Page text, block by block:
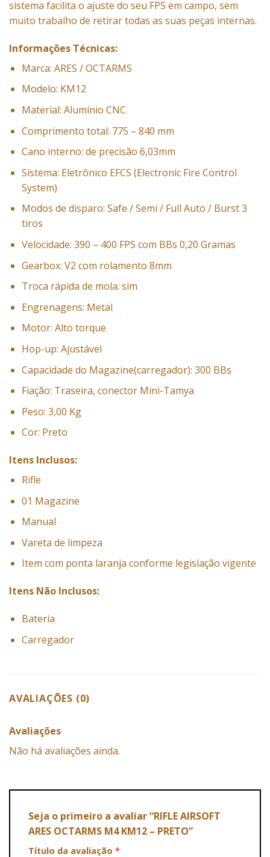
sistema facilita o ajuste do seu FPS em campo, sem
muito trabalho de retirar todas as suas peças internas.
Informações Técnicas:
Marca: ARES / OCTARMS
Modelo: KM12
Material: Alumínio CNC
Comprimento total: 775 – 840 mm
Cano interno: de precisão 6,03mm
Sistema: Eletrônico EFCS (Electronic Fire Control
System)
Modos de disparo: Safe / Semi / Full Auto / Burst 3
tiros
Velocidade: 390 – 400 FPS com BBs 0,20 Gramas
Gearbox: V2 com rolamento 8mm
Troca rápida de mola: sim
Engrenagens: Metal
Motor: Alto torque
Hop-up: Ajustável
Capacidade do Magazine(carregador): 300 BBs
Fiação: Traseira, conector Mini-Tamya
Peso: 3,00 Kg
Cor: Preto
Itens Inclusos:
Rifle
01 Magazine
Manual
Vareta de limpeza
Item com ponta laranja conforme legislação vigente
Itens Não Inclusos:
Bateria
Carregador
AVALIAÇÕES (0)
Avaliações
Não há avaliações ainda.
Seja o primeiro a avaliar “RIFLE AIRSOFT
ARES OCTARMS M4 KM12 – PRETO”
Título da avaliação *